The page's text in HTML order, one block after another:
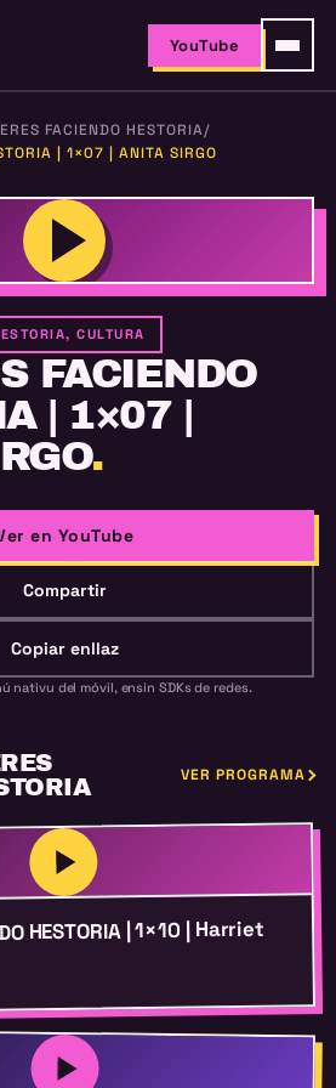
YouTube
FACIENDO HESTORIA/
| 1×07 | ANITA SIRGO
CULTURA
FACIENDO
| 1×07 |
.
en YouTube
Compartir
Copiar enllaz
nativu del móvil, ensin SDKs de redes.
VER PROGRAMA
HESTORIA | 1×10 | Harriet